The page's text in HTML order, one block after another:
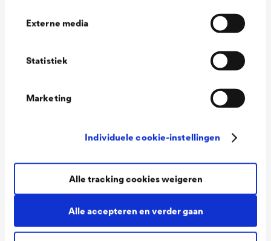
Externe media
Statistiek
Marketing
Individuele cookie-instellingen
Alle accepteren en verder gaan
Alle tracking cookies weigeren
ndigheid
noppen/ondergron
Chemische
Bestand tegen chemicaliën,
verrottingsbestendig,
Afmetingen rol
20m x 1,00m / 20m x 1,50m /
20m x 2,00m / 20m x 2,40m /
20m x 3,00m